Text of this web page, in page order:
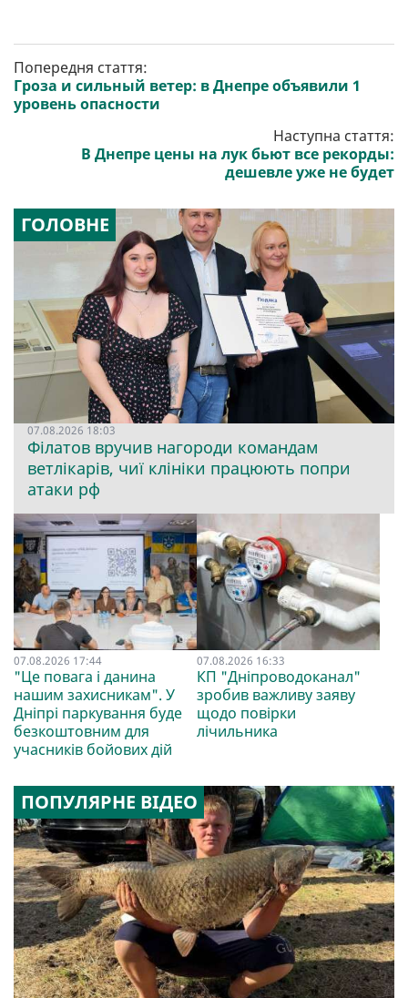
Попередня стаття:
Гроза и сильный ветер: в Днепре объявили 1
уровень опасности
Наступна стаття:
В Днепре цены на лук бьют все рекорды:
дешевле уже не будет
ГОЛОВНЕ
07.08.2026 18:03
Філатов вручив нагороди командам
ветлікарів, чиї клініки працюють попри
атаки рф
07.08.2026 17:44
"Це повага і данина
нашим захисникам". У
Дніпрі паркування буде
безкоштовним для
учасників бойових дій
07.08.2026 16:33
КП "Дніпроводоканал"
зробив важливу заяву
щодо повірки
лічильника
ПОПУЛЯРНЕ ВІДЕО